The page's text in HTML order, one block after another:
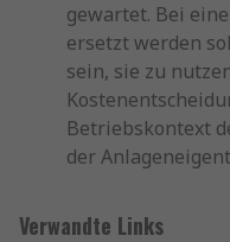
gewartet. Bei
ersetzt werden
sein, sie zu
Betriebskontext
der
Verwandte Links